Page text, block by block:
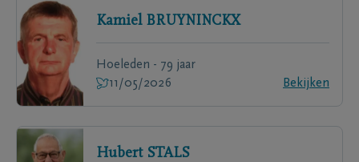
Kamiel BRUYNINCKX
Hoeleden - 79 jaar
11/05/2026
Bekijken
Hubert STALS